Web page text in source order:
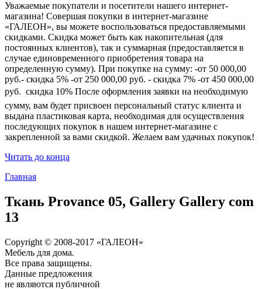
Уважаемые покупатели и посетители нашего интернет-
магазина! Совершая покупки в интернет-магазине
«ГАЛЕОН», вы можете воспользоваться предоставляемыми
скидками. Скидка может быть как накопительная (для
постоянных клиентов), так и суммарная (предоставляется в
случае единовременного приобретения товара на
определенную сумму). При покупке на сумму: -от 50 000,00
руб.- скидка 5% -от 250 000,00 руб. - скидка 7% -от 450 000,00
руб.  скидка 10% После оформления заявки на необходимую
сумму, вам будет присвоен персональный статус клиента и
выдана пластиковая карта, необходимая для осуществления
последующих покупок в нашем интернет-магазине с
закрепленной за вами скидкой. Желаем вам удачных покупок!
Читать до конца
Главная
Ткань Provance 05, Gallery Gallery com
13
Copyright © 2008-2017 «ГАЛЕОН»
Мебель для дома.
Все права защищены.
Данные предложения
не являются публичной